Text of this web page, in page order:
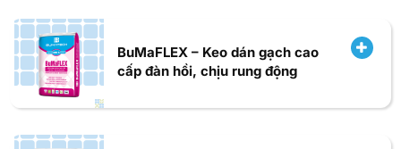
BuMaFLEX – Keo dán gạch cao
cấp đàn hồi, chịu rung động